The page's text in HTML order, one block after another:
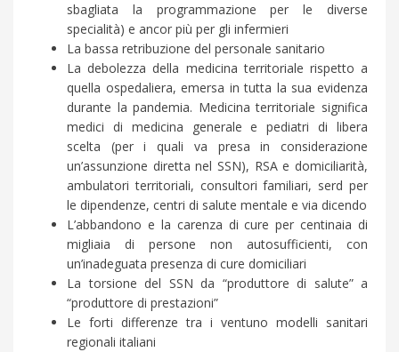
sbagliata la programmazione per le diverse
specialità) e ancor più per gli infermieri
La bassa retribuzione del personale sanitario
La debolezza della medicina territoriale rispetto a
quella ospedaliera, emersa in tutta la sua evidenza
durante la pandemia. Medicina territoriale significa
medici di medicina generale e pediatri di libera
scelta (per i quali va presa in considerazione
un’assunzione diretta nel SSN), RSA e domiciliarità,
ambulatori territoriali, consultori familiari, serd per
le dipendenze, centri di salute mentale e via dicendo
L’abbandono e la carenza di cure per centinaia di
migliaia di persone non autosufficienti, con
un’inadeguata presenza di cure domiciliari
La torsione del SSN da “produttore di salute” a
“produttore di prestazioni”
Le forti differenze tra i ventuno modelli sanitari
regionali italiani